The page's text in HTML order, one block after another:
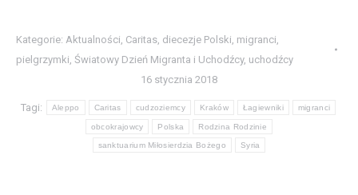
Kategorie: Aktualności, Caritas, diecezje Polski, migranci,
pielgrzymki, Światowy Dzień Migranta i Uchodźcy, uchodźcy
16 stycznia 2018
Tagi: Aleppo Caritas cudzoziemcy Kraków Łagiewniki migranci
obcokrajowcy Polska Rodzina Rodzinie
sanktuarium Miłosierdzia Bożego Syria